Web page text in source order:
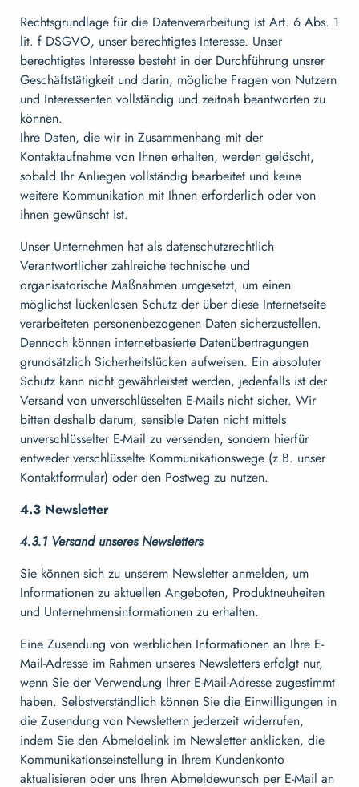
Rechtsgrundlage für die Datenverarbeitung ist Art. 6 Abs. 1
lit. f DSGVO, unser berechtigtes Interesse. Unser
berechtigtes Interesse besteht in der Durchführung unsrer
Geschäftstätigkeit und darin, mögliche Fragen von Nutzern
und Interessenten vollständig und zeitnah beantworten zu
können.
Ihre Daten, die wir in Zusammenhang mit der
Kontaktaufnahme von Ihnen erhalten, werden gelöscht,
sobald Ihr Anliegen vollständig bearbeitet und keine
weitere Kommunikation mit Ihnen erforderlich oder von
ihnen gewünscht ist.
Unser Unternehmen hat als datenschutzrechtlich
Verantwortlicher zahlreiche technische und
organisatorische Maßnahmen umgesetzt, um einen
möglichst lückenlosen Schutz der über diese Internetseite
verarbeiteten personenbezogenen Daten sicherzustellen.
Dennoch können internetbasierte Datenübertragungen
grundsätzlich Sicherheitslücken aufweisen. Ein absoluter
Schutz kann nicht gewährleistet werden, jedenfalls ist der
Versand von unverschlüsselten E-Mails nicht sicher. Wir
bitten deshalb darum, sensible Daten nicht mittels
unverschlüsselter E-Mail zu versenden, sondern hierfür
entweder verschlüsselte Kommunikationswege (z.B. unser
Kontaktformular) oder den Postweg zu nutzen.
4.3 Newsletter
4.3.1 Versand unseres Newsletters
Sie können sich zu unserem Newsletter anmelden, um
Informationen zu aktuellen Angeboten, Produktneuheiten
und Unternehmensinformationen zu erhalten.
Eine Zusendung von werblichen Informationen an Ihre E-
Mail-Adresse im Rahmen unseres Newsletters erfolgt nur,
wenn Sie der Verwendung Ihrer E-Mail-Adresse zugestimmt
haben. Selbstverständlich können Sie die Einwilligungen in
die Zusendung von Newslettern jederzeit widerrufen,
indem Sie den Abmeldelink im Newsletter anklicken, die
Kommunikationseinstellung in Ihrem Kundenkonto
aktualisieren oder uns Ihren Abmeldewunsch per E-Mail an